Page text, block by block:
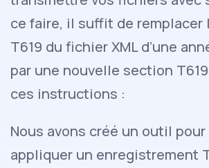
ce faire, il suffit de remplacer
T619 du fichier XML d’une
par une nouvelle section
ces instructions :
Nous avons créé un outil
appliquer un enregistrement